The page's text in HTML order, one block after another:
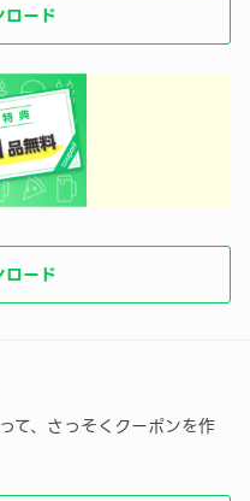
ード
ード
て、さっそくクーポンを作